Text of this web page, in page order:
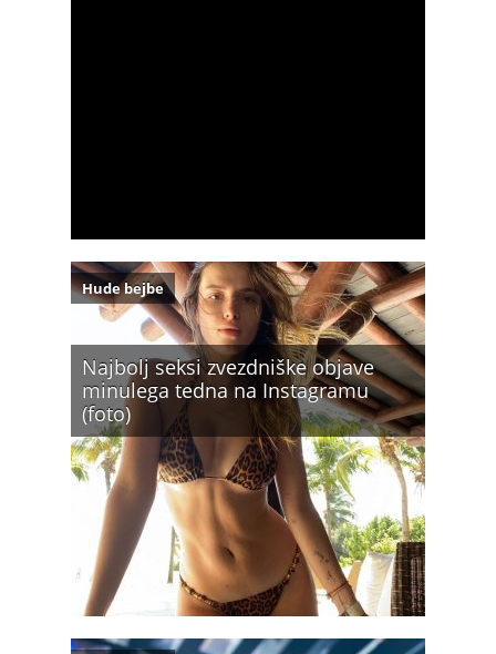
Najbolj seksi zvezdniške objave
minulega tedna na Instagramu
(foto)
Hude bejbe